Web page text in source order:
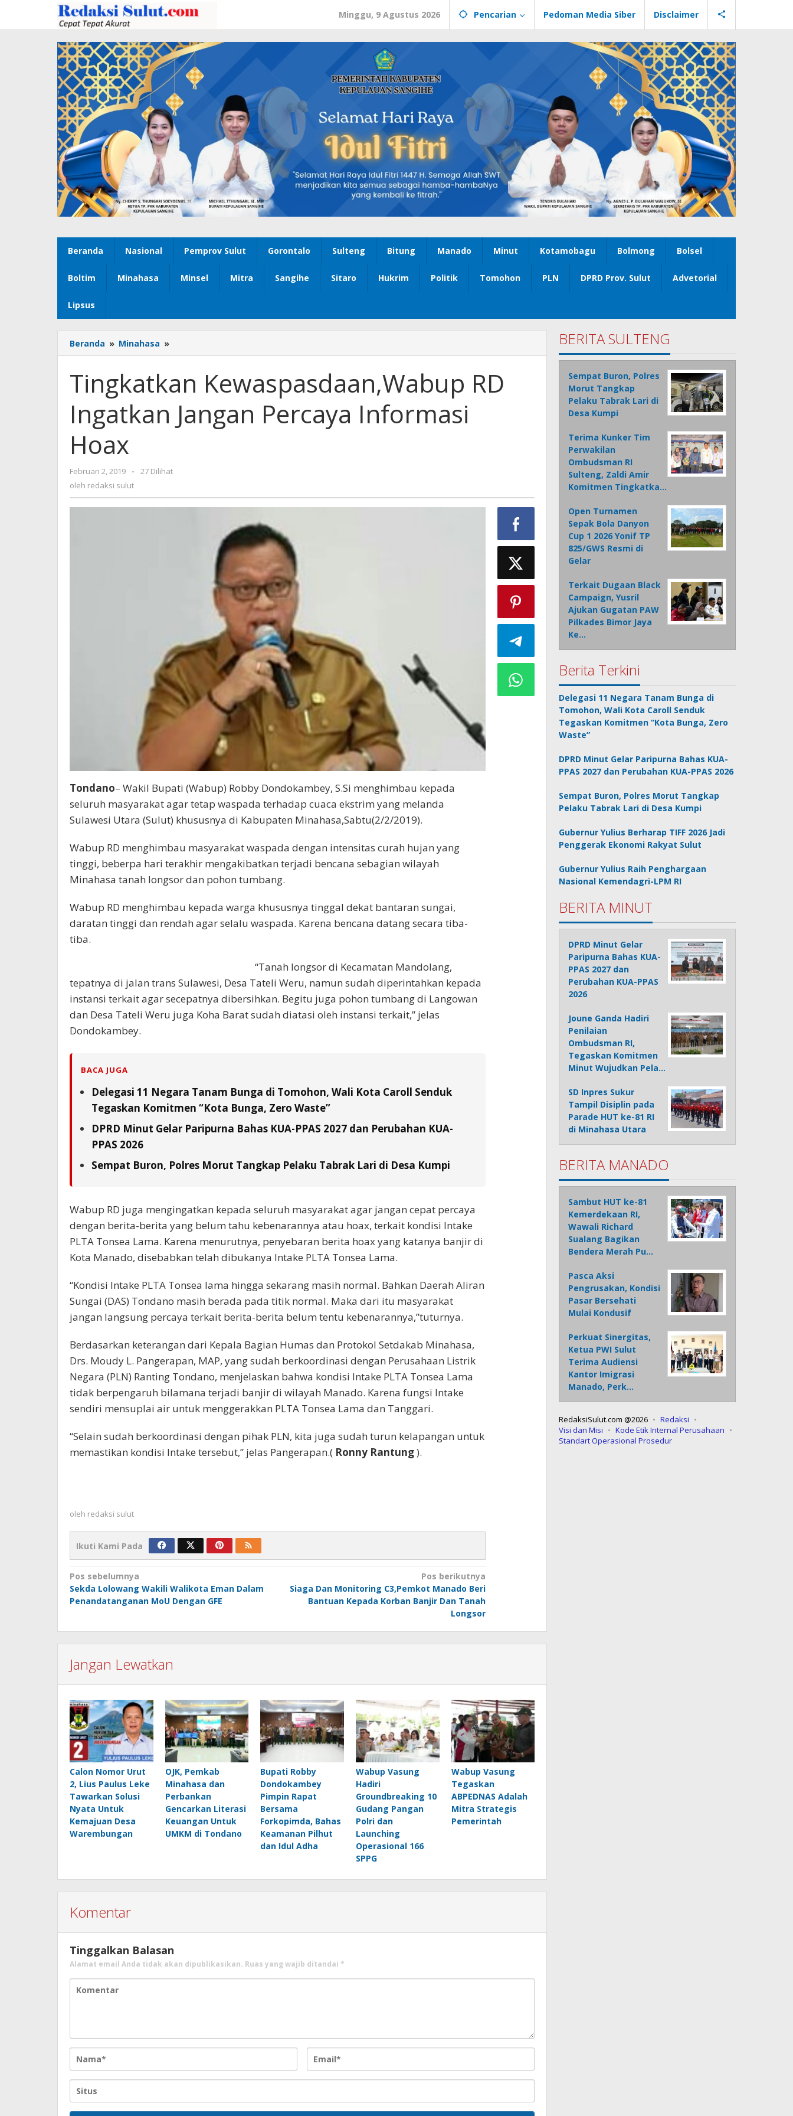
konten
Minggu, 9 Agustus 2026 Pencarian Pedoman Media Siber Disclaimer
Beranda Nasional Pemprov Sulut Gorontalo Sulteng Bitung Manado Minut Kotamobagu Bolmong Bolsel
Boltim Minahasa Minsel Mitra Sangihe Sitaro Hukrim Politik Tomohon PLN DPRD Prov. Sulut Advetorial
Lipsus
Beranda » Minahasa »
Kewaspasdaan,Wabup
Ingatkan
Jangan
Percaya
Informasi
Hoax
Tingkatkan Kewaspasdaan,Wabup RD
Ingatkan Jangan Percaya Informasi
Hoax
Februari 2, 2019
oleh
redaksi
-
27 Dilihat
oleh redaksi sulut
Tondano– Wakil Bupati (Wabup) Robby Dondokambey, S.Si menghimbau kepada
seluruh masyarakat agar tetap waspada terhadap cuaca ekstrim yang melanda
Sulawesi Utara (Sulut) khususnya di Kabupaten Minahasa,Sabtu(2/2/2019).
Wabup RD menghimbau masyarakat waspada dengan intensitas curah hujan yang
tinggi, beberpa hari terakhir mengakibatkan terjadi bencana sebagian wilayah
Minahasa tanah longsor dan pohon tumbang.
Wabup RD menghimbau kepada warga khususnya tinggal dekat bantaran sungai,
daratan tinggi dan rendah agar selalu waspada. Karena bencana datang secara tiba-
tiba.
“Tanah longsor di Kecamatan Mandolang,
tepatnya di jalan trans Sulawesi, Desa Tateli Weru, namun sudah diperintahkan kepada
instansi terkait agar secepatnya dibersihkan. Begitu juga pohon tumbang di Langowan
dan Desa Tateli Weru juga Koha Barat sudah diatasi oleh instansi terkait,” jelas
Dondokambey.
BACA JUGA
Delegasi 11 Negara Tanam Bunga di Tomohon, Wali Kota Caroll Senduk
Tegaskan Komitmen “Kota Bunga, Zero Waste”
DPRD Minut Gelar Paripurna Bahas KUA-PPAS 2027 dan Perubahan KUA-
PPAS 2026
Sempat Buron, Polres Morut Tangkap Pelaku Tabrak Lari di Desa Kumpi
Wabup RD juga mengingatkan kepada seluruh masyarakat agar jangan cepat percaya
dengan berita-berita yang belum tahu kebenarannya atau hoax, terkait kondisi Intake
PLTA Tonsea Lama. Karena menurutnya, penyebaran berita hoax yang katanya banjir di
Kota Manado, disebabkan telah dibukanya Intake PLTA Tonsea Lama.
“Kondisi Intake PLTA Tonsea lama hingga sekarang masih normal. Bahkan Daerah Aliran
Sungai (DAS) Tondano masih berada pada titik normal. Maka dari itu masyarakat
jangan langsung percaya terkait berita-berita belum tentu kebenarannya,”tuturnya.
Berdasarkan keterangan dari Kepala Bagian Humas dan Protokol Setdakab Minahasa,
Drs. Moudy L. Pangerapan, MAP, yang sudah berkoordinasi dengan Perusahaan Listrik
Negara (PLN) Ranting Tondano, menjelaskan bahwa kondisi Intake PLTA Tonsea Lama
tidak berpengaruh bilamana terjadi banjir di wilayah Manado. Karena fungsi Intake
sendiri mensuplai air untuk menggerakkan PLTA Tonsea Lama dan Tanggari.
“Selain sudah berkoordinasi dengan pihak PLN, kita juga sudah turun kelapangan untuk
memastikan kondisi Intake tersebut,” jelas Pangerapan.( Ronny Rantung).
oleh redaksi sulut
Ikuti Kami Pada
Navigasi
pos
Pos sebelumnya
Sekda Lolowang Wakili Walikota Eman Dalam
Penandatanganan MoU Dengan GFE
Pos berikutnya
Siaga Dan Monitoring C3,Pemkot Manado Beri
Bantuan Kepada Korban Banjir Dan Tanah
Longsor
Jangan Lewatkan
Calon Nomor Urut
2, Lius Paulus Leke
Tawarkan Solusi
Nyata Untuk
Kemajuan Desa
Warembungan
OJK, Pemkab
Minahasa dan
Perbankan
Gencarkan Literasi
Keuangan Untuk
UMKM di Tondano
Bupati Robby
Dondokambey
Pimpin Rapat
Bersama
Forkopimda, Bahas
Keamanan Pilhut
dan Idul Adha
Wabup Vasung
Hadiri
Groundbreaking 10
Gudang Pangan
Polri dan
Launching
Operasional 166
SPPG
Wabup Vasung
Tegaskan
ABPEDNAS Adalah
Mitra Strategis
Pemerintah
Komentar
Tinggalkan Balasan
Alamat email Anda tidak akan dipublikasikan. Ruas yang wajib ditandai *
BERITA SULTENG
Sempat Buron, Polres
Morut Tangkap
Pelaku Tabrak Lari di
Desa Kumpi
Terima Kunker Tim
Perwakilan
Ombudsman RI
Sulteng, Zaldi Amir
Komitmen Tingkatka…
Open Turnamen
Sepak Bola Danyon
Cup 1 2026 Yonif TP
825/GWS Resmi di
Gelar
Terkait Dugaan Black
Campaign, Yusril
Ajukan Gugatan PAW
Pilkades Bimor Jaya
Ke…
Berita Terkini
Delegasi 11 Negara Tanam Bunga di
Tomohon, Wali Kota Caroll Senduk
Tegaskan Komitmen “Kota Bunga, Zero
Waste”
DPRD Minut Gelar Paripurna Bahas KUA-
PPAS 2027 dan Perubahan KUA-PPAS 2026
Sempat Buron, Polres Morut Tangkap
Pelaku Tabrak Lari di Desa Kumpi
Gubernur Yulius Berharap TIFF 2026 Jadi
Penggerak Ekonomi Rakyat Sulut
Gubernur Yulius Raih Penghargaan
Nasional Kemendagri-LPM RI
BERITA MINUT
DPRD Minut Gelar
Paripurna Bahas KUA-
PPAS 2027 dan
Perubahan KUA-PPAS
2026
Joune Ganda Hadiri
Penilaian
Ombudsman RI,
Tegaskan Komitmen
Minut Wujudkan Pela…
SD Inpres Sukur
Tampil Disiplin pada
Parade HUT ke-81 RI
di Minahasa Utara
BERITA MANADO
Sambut HUT ke-81
Kemerdekaan RI,
Wawali Richard
Sualang Bagikan
Bendera Merah Pu…
Pasca Aksi
Pengrusakan, Kondisi
Pasar Bersehati
Mulai Kondusif
Perkuat Sinergitas,
Ketua PWI Sulut
Terima Audiensi
Kantor Imigrasi
Manado, Perk…
RedaksiSulut.com @2026
Redaksi
Visi dan Misi
Kode Etik Internal Perusahaan
Standart Operasional Prosedur